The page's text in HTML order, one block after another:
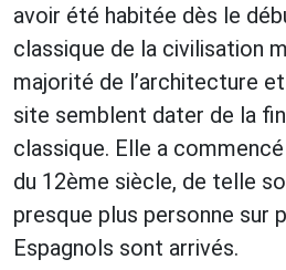
avoir été habitée dès le
classique de la civilisation
majorité de l’architecture
site semblent dater de la
classique. Elle a
du 12ème siècle, de telle
presque plus personne sur
Espagnols sont arrivés.